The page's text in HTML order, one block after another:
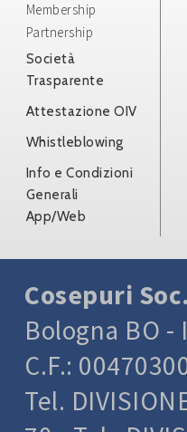
Membership
Partnership
Società
Trasparente
Attestazione OIV
Whistleblowing
Info e Condizioni
Generali
App/Web
Cosepuri
Bologna BO -
C.F.:
Tel.